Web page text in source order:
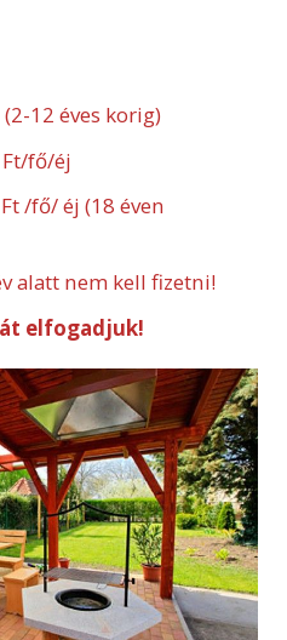
12 éves korig)
fő/éj
/fő/ éj (18 éven
alatt nem kell fizetni!
elfogadjuk!